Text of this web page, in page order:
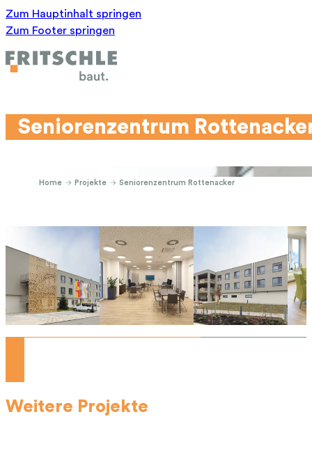
Zum Hauptinhalt springen
Zum Footer springen
Seniorenzentrum
Home Projekte Seniorenzentrum Rottenacker
Weitere Projekte